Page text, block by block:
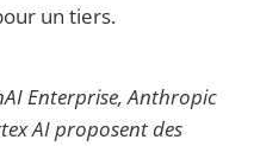
un tiers.
Enterprise, Anthropic
AI proposent des